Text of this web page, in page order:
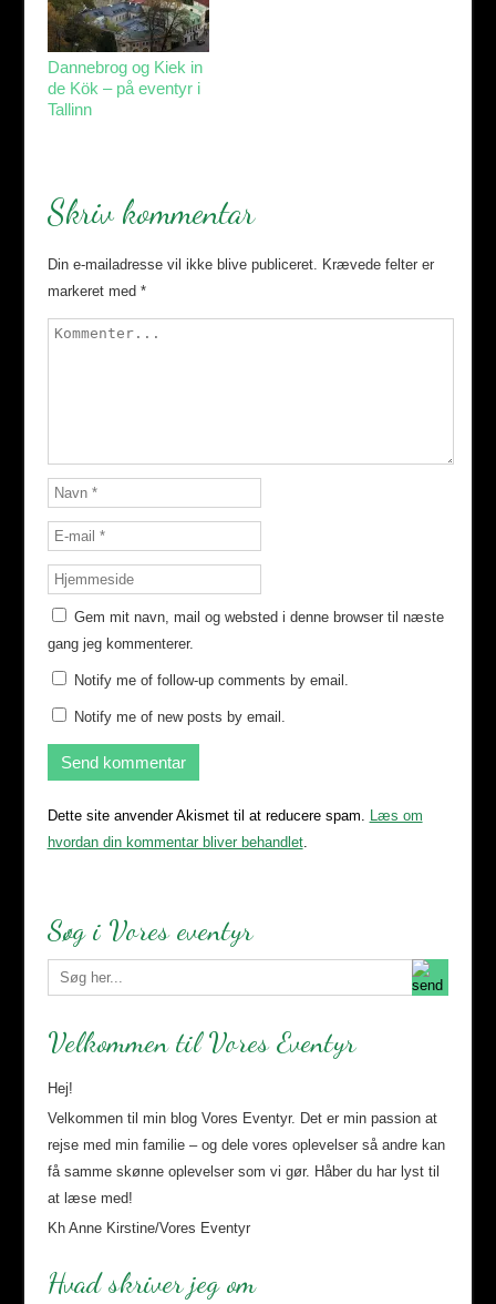
Dannebrog og Kiek in
de Kök – på eventyr i
Tallinn
Skriv kommentar
Din e-mailadresse vil ikke blive publiceret.
Krævede felter er
markeret med *
Gem mit navn, mail og websted i denne browser til næste
gang jeg kommenterer.
Notify me of follow-up comments by email.
Notify me of new posts by email.
Dette site anvender Akismet til at reducere spam.
Læs om
hvordan din kommentar bliver behandlet.
Søg i Vores eventyr
Velkommen til Vores Eventyr
Hej!
Velkommen til min blog Vores Eventyr. Det er min passion at
rejse med min familie – og dele vores oplevelser så andre kan
få samme skønne oplevelser som vi gør. Håber du har lyst til
at læse med!
Kh Anne Kirstine/Vores Eventyr
Hvad skriver jeg om